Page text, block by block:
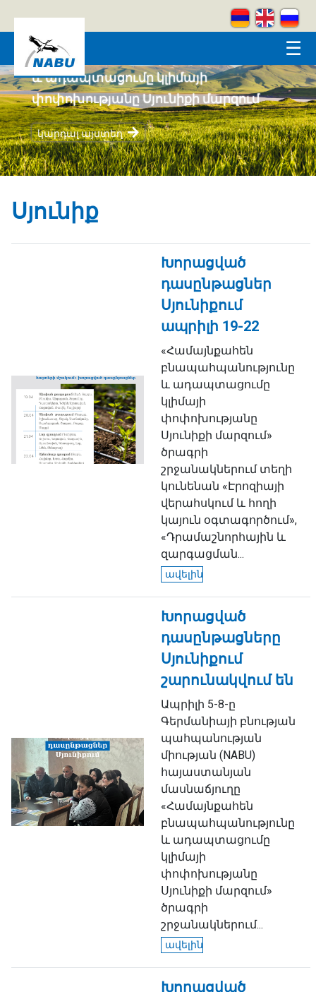
☰
Կրեատիվ լեռներ
կարդալ այստեղ
Սյունիք
Խորացված
դասընթացներ
Սյունիքում
ապրիլի 19-22
«Համայնքահեն
բնապահպանությունը
և ադապտացումը
կլիմայի
փոփոխությանը
Սյունիքի մարզում»
ծրագրի
շրջանակներում տեղի
կունենան «Էրոզիայի
վերահսկում և հողի
կայուն օգտագործում»,
«Դրամաշնորհային և
զարգացման...
ավելին
Խորացված
դասընթացները
Սյունիքում
շարունակվում են
Ապրիլի 5-8-ը
Գերմանիայի բնության
պահպանության
միության (NABU)
հայաստանյան
մասնաճյուղը
«Համայնքահեն
բնապահպանությունը
և ադապտացումը
կլիմայի
փոփոխությանը
Սյունիքի մարզում»
ծրագրի
շրջանակներում...
ավելին
Խորացված